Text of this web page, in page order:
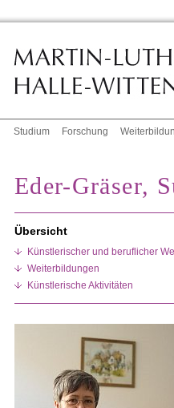
Studium Forschung
Eder-Gräser,
Übersicht
Künstlerischer und beruflicher
Weiterbildungen
Künstlerische Aktivitäten